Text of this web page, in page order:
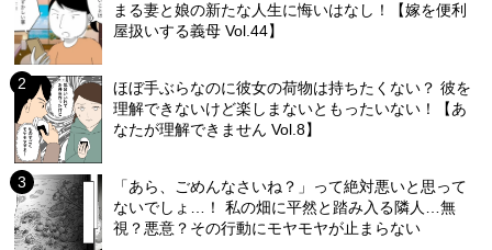
まる妻と娘の新たな人生に悔いはなし！【嫁を便利
屋扱いする義母 Vol.44】
ほぼ手ぶらなのに彼女の荷物は持ちたくない？ 彼を
理解できないけど楽しまないともったいない！【あ
なたが理解できません Vol.8】
「あら、ごめんなさいね？」って絶対悪いと思って
ないでしょ…！ 私の畑に平然と踏み入る隣人…無
視？悪意？その行動にモヤモヤが止まらない